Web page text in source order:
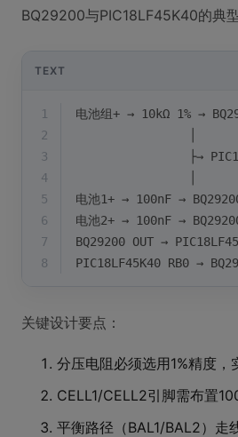
BQ29200与PIC18LF45K40的典
TEXT
1
电池组+ → 10kΩ 1% →
2
3
├→
4
5
电池1+ → 100nF →
6
电池2+ → 100nF →
7
BQ29200 OUT →
8
PIC18LF45K40 RB0 →
关键设计要点：
分压电阻必须选用1%精度
CELL1/CELL2引脚需布置
平衡路径（BAL1/BAL2）